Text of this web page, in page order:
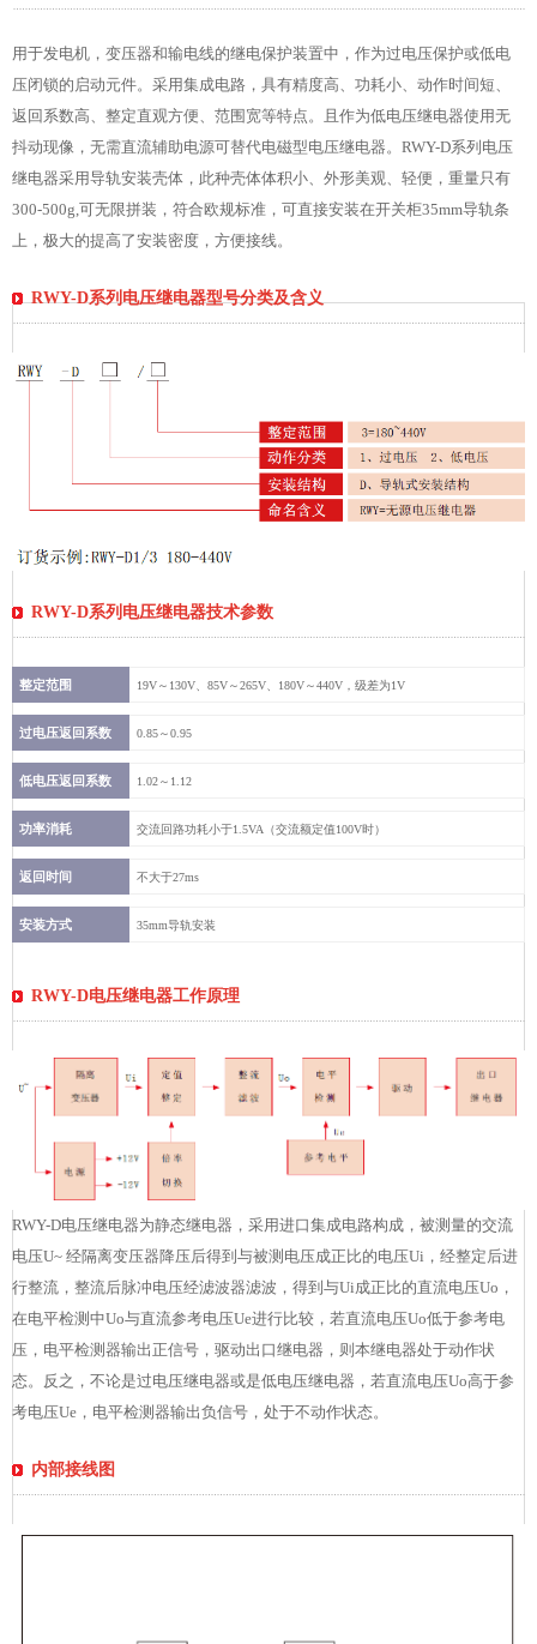
用于发电机，变压器和输电线的继电保护装置中，作为过电压保护或低电
压闭锁的启动元件。采用集成电路，具有精度高、功耗小、动作时间短、
返回系数高、整定直观方便、范围宽等特点。且作为低电压继电器使用无
抖动现像，无需直流辅助电源可替代电磁型电压继电器。RWY-D系列电压
继电器采用导轨安装壳体，此种壳体体积小、外形美观、轻便，重量只有
300-500g,可无限拼装，符合欧规标准，可直接安装在开关柜35mm导轨条
上，极大的提高了安装密度，方便接线。
RWY-D系列电压继电器型号分类及含义
RWY-D系列电压继电器技术参数
整定范围 19V～130V、85V～265V、180V～440V，级差为1V
过电压返回系数 0.85～0.95
低电压返回系数 1.02～1.12
功率消耗 交流回路功耗小于1.5VA（交流额定值100V时）
返回时间 不大于27ms
安装方式 35mm导轨安装
RWY-D电压继电器工作原理
RWY-D电压继电器为静态继电器，采用进口集成电路构成，被测量的交流
电压U~ 经隔离变压器降压后得到与被测电压成正比的电压Ui，经整定后进
行整流，整流后脉冲电压经滤波器滤波，得到与Ui成正比的直流电压Uo，
在电平检测中Uo与直流参考电压Ue进行比较，若直流电压Uo低于参考电
压，电平检测器输出正信号，驱动出口继电器，则本继电器处于动作状
态。反之，不论是过电压继电器或是低电压继电器，若直流电压Uo高于参
考电压Ue，电平检测器输出负信号，处于不动作状态。
内部接线图